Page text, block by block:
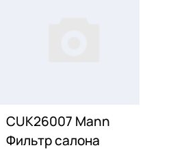
CUK26007 Mann
Фильтр салона